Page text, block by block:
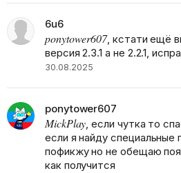
6u6
ponytower607, кстати ещё
версия 2.3.1 а не 2.2.1,
30.08.2025
ponytower607
MickPlay, если чутка то
если я найду специальные
пофикжу но не обещаю
как получится